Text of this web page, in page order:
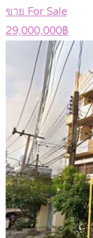
ขาย For Sale
29,000,000฿